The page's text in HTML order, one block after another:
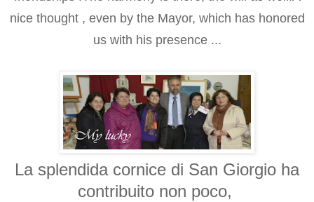
nice thought , even by the Mayor, which has honored
us with his presence ...
La splendida cornice di San Giorgio ha
contribuito non poco,